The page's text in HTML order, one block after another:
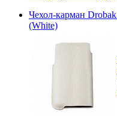
Чехол-карман
(White)